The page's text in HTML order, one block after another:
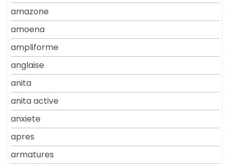
amazone
amoena
ampliforme
anglaise
anita
anita active
anxiete
apres
armatures